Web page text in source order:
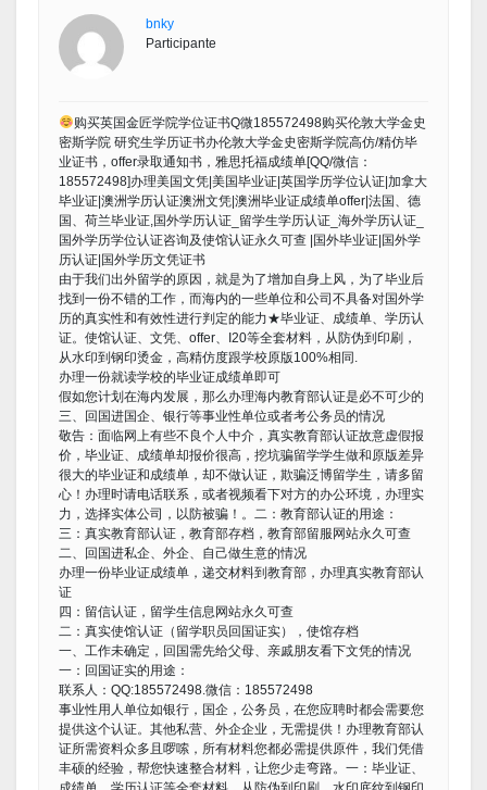
bnky
Participante
购买英国金匠学院学位证书Q微185572498购买伦敦大学金史
密斯学院 研究生学历证书办伦敦大学金史密斯学院高仿/精仿毕
业证书，offer录取通知书，雅思托福成绩单[QQ/微信：
185572498]办理美国文凭|美国毕业证|英国学历学位认证|加拿大
毕业证|澳洲学历认证澳洲文凭|澳洲毕业证成绩单offer|法国、德
国、荷兰毕业证,国外学历认证_留学生学历认证_海外学历认证_
国外学历学位认证咨询及使馆认证永久可查 |国外毕业证|国外学
历认证|国外学历文凭证书
由于我们出外留学的原因，就是为了增加自身上风，为了毕业后
找到一份不错的工作，而海内的一些单位和公司不具备对国外学
历的真实性和有效性进行判定的能力★毕业证、成绩单、学历认
证。使馆认证、文凭、offer、I20等全套材料，从防伪到印刷，
从水印到钢印烫金，高精仿度跟学校原版100%相同.
办理一份就读学校的毕业证成绩单即可
假如您计划在海内发展，那么办理海内教育部认证是必不可少的
三、回国进国企、银行等事业性单位或者考公务员的情况
敬告：面临网上有些不良个人中介，真实教育部认证故意虚假报
价，毕业证、成绩单却报价很高，挖坑骗留学学生做和原版差异
很大的毕业证和成绩单，却不做认证，欺骗泛博留学生，请多留
心！办理时请电话联系，或者视频看下对方的办公环境，办理实
力，选择实体公司，以防被骗！。二：教育部认证的用途：
三：真实教育部认证，教育部存档，教育部留服网站永久可查
二、回国进私企、外企、自己做生意的情况
办理一份毕业证成绩单，递交材料到教育部，办理真实教育部认
证
四：留信认证，留学生信息网站永久可查
二：真实使馆认证（留学职员回国证实），使馆存档
一、工作未确定，回国需先给父母、亲戚朋友看下文凭的情况
一：回国证实的用途：
联系人：QQ:185572498.微信：185572498
事业性用人单位如银行，国企，公务员，在您应聘时都会需要您
提供这个认证。其他私营、外企企业，无需提供！办理教育部认
证所需资料众多且啰嗦，所有材料您都必需提供原件，我们凭借
丰硕的经验，帮您快速整合材料，让您少走弯路。一：毕业证、